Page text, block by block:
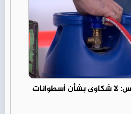
لا شكاوى بشأن أسطوانات